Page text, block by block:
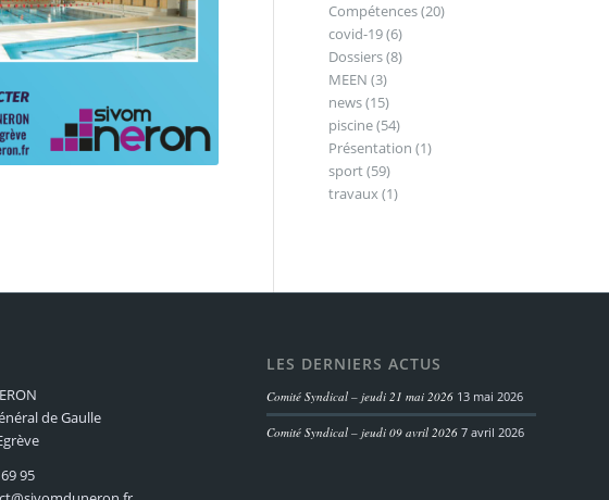
Compétences(20)
covid-19(6)
Dossiers(8)
MEEN (3)
news(15)
piscine(54)
Présentation (1)
sport(59)
travaux(1)
de Gaulle
95
LES DERNIERS ACTUS
Comité Syndical – jeudi 21 mai 2026 13 mai 2026
Comité Syndical – jeudi 09 avril 2026 7 avril 2026